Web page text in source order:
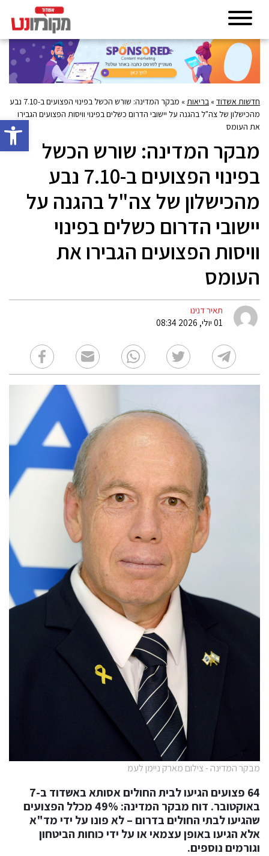
פתח
חדשות אשדוד» בריאות»
מבקר המדינה: שורש הכשל בפינוי הפצועים ב-7.10 נבע
מהכישלון של צה"ל בהגנה על יישובי הדרום כשלים בפינוי וויסות הפצועים הגבירו
את העומס
מבקר המדינה: שורש הכשל
בפינוי הפצועים ב-7.10 נבע
מהכישלון של צה"ל בהגנה על
יישובי הדרום כשלים בפינוי
וויסות הפצועים הגבירו את
העומס
תאיר דנינו
01 יולי, 2026 08:34
מבקר המדינה - צילום מארק ניימן לעמ
64 פצועים הגיעו לבית החולים אסותא באשדוד ב-7
באוקטובר. דוח מבקר המדינה: 49% מכלל הפצועים
שהגיעו לבתי החולים בדרום – לא פונו על ידי מד"א
אלא הגיעו באופן עצמאי או על ידי כוחות הביטחון
וגורמים נוספים.